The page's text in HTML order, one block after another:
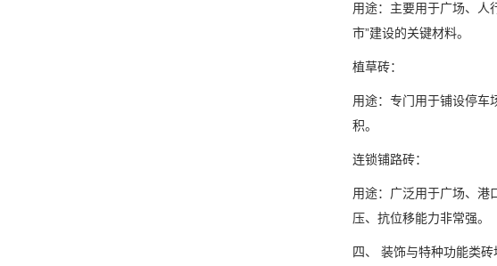
用途：主要用于广场、人
市”建设的关键材料。
植草砖：
用途：专门用于铺设停车
积。
连锁铺路砖：
用途：广泛用于广场、港
压、抗位移能力非常强。
四、 装饰与特种功能类砖